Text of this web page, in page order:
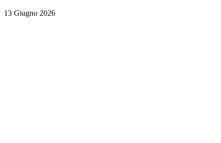
13 Giugno 2026